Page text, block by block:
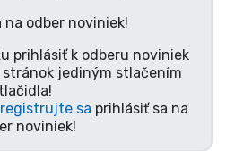
na odber noviniek!
prihlásiť k odberu noviniek
jediným stlačením
tlačidla!
sa prihlásiť sa na
noviniek!